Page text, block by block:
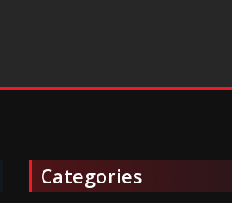
Categories